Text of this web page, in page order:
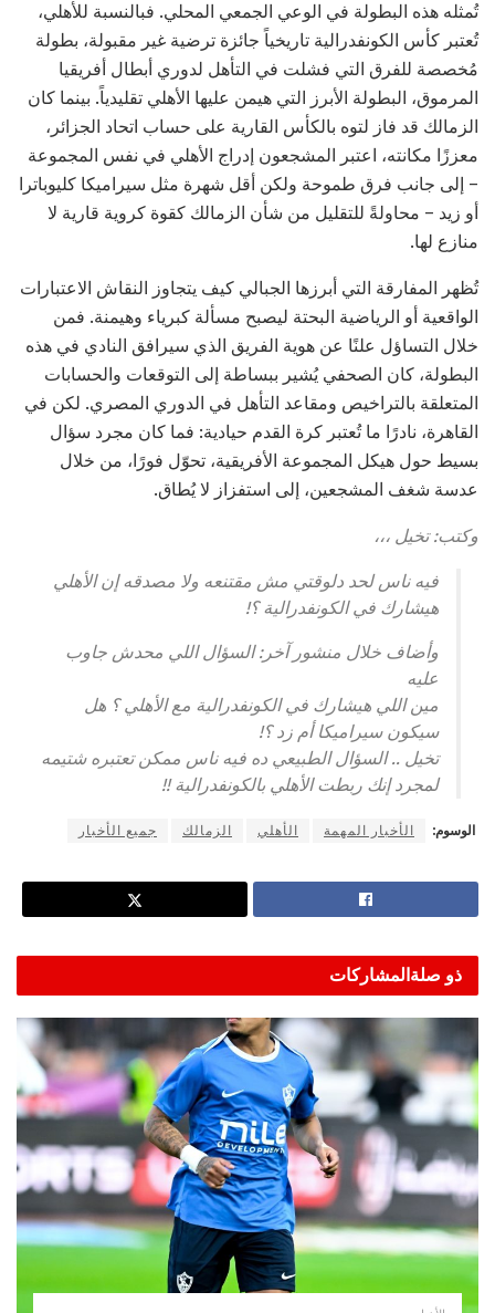
تُمثله هذه البطولة في الوعي الجمعي المحلي. فبالنسبة للأهلي،
تُعتبر كأس الكونفدرالية تاريخياً جائزة ترضية غير مقبولة، بطولة
مُخصصة للفرق التي فشلت في التأهل لدوري أبطال أفريقيا
المرموق، البطولة الأبرز التي هيمن عليها الأهلي تقليدياً. بينما كان
الزمالك قد فاز لتوه بالكأس القارية على حساب اتحاد الجزائر،
معززًا مكانته، اعتبر المشجعون إدراج الأهلي في نفس المجموعة
– إلى جانب فرق طموحة ولكن أقل شهرة مثل سيراميكا كليوباترا
أو زيد – محاولةً للتقليل من شأن الزمالك كقوة كروية قارية لا
منازع لها.
تُظهر المفارقة التي أبرزها الجبالي كيف يتجاوز النقاش الاعتبارات
الواقعية أو الرياضية البحتة ليصبح مسألة كبرياء وهيمنة. فمن
خلال التساؤل علنًا عن هوية الفريق الذي سيرافق النادي في هذه
البطولة، كان الصحفي يُشير ببساطة إلى التوقعات والحسابات
المتعلقة بالتراخيص ومقاعد التأهل في الدوري المصري. لكن في
القاهرة، نادرًا ما تُعتبر كرة القدم حيادية: فما كان مجرد سؤال
بسيط حول هيكل المجموعة الأفريقية، تحوّل فورًا، من خلال
عدسة شغف المشجعين، إلى استفزاز لا يُطاق.
وكتب: تخيل ،،،
فيه ناس لحد دلوقتي مش مقتنعه ولا مصدقه إن الأهلي
هيشارك في الكونفدرالية ؟!
وأضاف خلال منشور آخر: السؤال اللي محدش جاوب
عليه
مين اللي هيشارك في الكونفدرالية مع الأهلي ؟ هل
سيكون سيراميكا أم زد ؟!
تخيل .. السؤال الطبيعي ده فيه ناس ممكن تعتبره شتيمه
لمجرد إنك ربطت الأهلي بالكونفدرالية !!
الوسوم: الأخبار المهمة الأهلي الزمالك جميع الأخبار
ذو صلة المشاركات